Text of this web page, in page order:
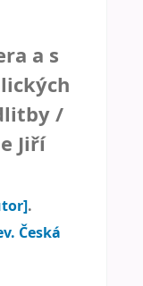
a s
/
Jiří
.
Česká